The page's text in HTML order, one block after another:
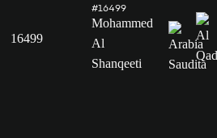
16499
#16499
Mohammed
Al
Shanqeeti